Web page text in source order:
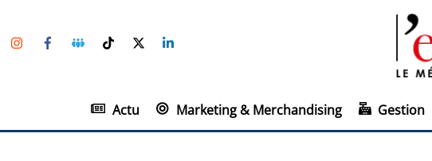
to
InstagramFacebookGroupe
Facebook
TikTokTwitter
Actu Marketing & Merchandising Gestion